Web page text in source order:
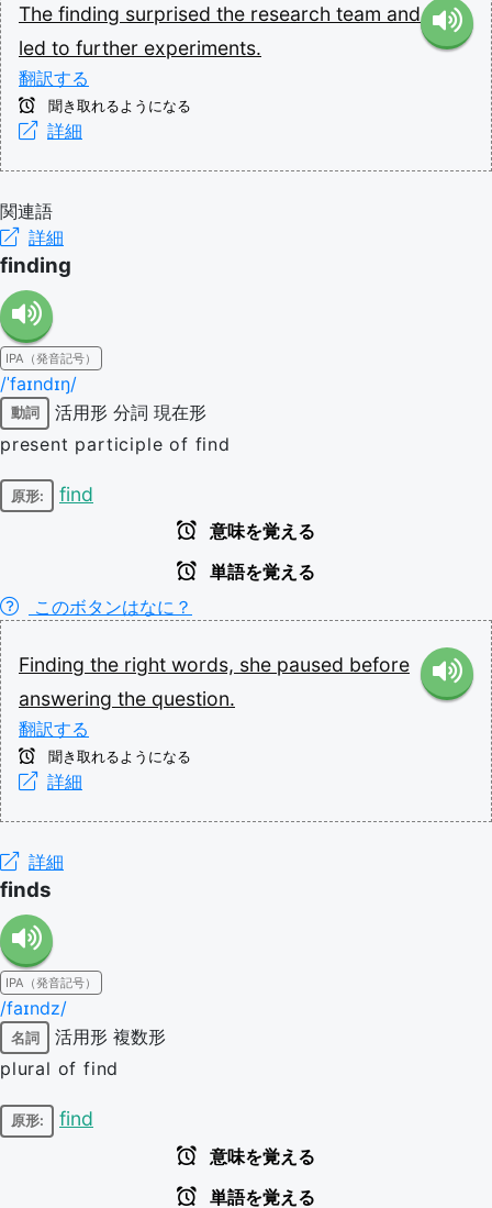
The finding surprised the research team and
led to further experiments.
翻訳する
聞き取れるようになる
詳細
関連語
詳細
finding
IPA（発音記号）
/ˈfaɪndɪŋ/
動詞 活用形 分詞 現在形
present participle of find
原形: find
意味を覚える
単語を覚える
このボタンはなに？
Finding the right words, she paused before
answering the question.
翻訳する
聞き取れるようになる
詳細
詳細
finds
IPA（発音記号）
/faɪndz/
名詞 活用形 複数形
plural of find
原形: find
意味を覚える
単語を覚える